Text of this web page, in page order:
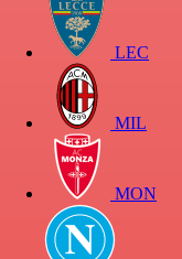
LEC
MIL
MON